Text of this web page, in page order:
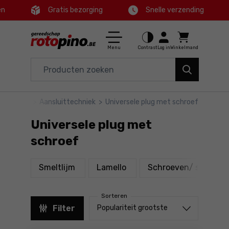
Ctrl
Hoofdmenu
Filters
Producten
Voettekst
Sitemap
Gratis bezorging Snelle verzending
Menu Contrast Log inWinkelmand
Huis en tuin
Aanbiedingen
Aansluittechniek > Universele plug met schroef
Universele plug met
schroef
Smeltlijm producten
Lamello producten
Schroeven/
Filter
Sorteren
Sorteren uit
Populariteit grootste